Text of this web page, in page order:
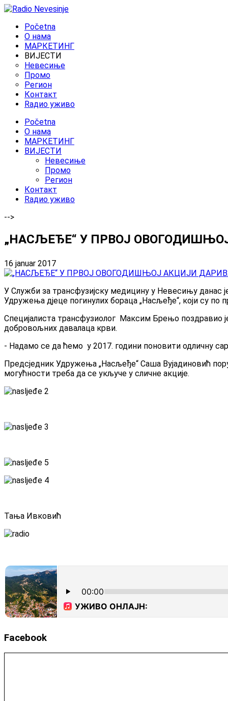
Početna
O нама
МАРКЕТИНГ
ВИЈЕСТИ
Невесиње
Промо
Регион
Контакт
Rадио уживо
Početna
O нама
МАРКЕТИНГ
ВИЈЕСТИ
Невесиње
Промо
Регион
Контакт
Rадио уживо
-->
„НАСЉЕЂЕ“ У ПРВОЈ
16 januar 2017
У Служби за трансфузијску медицину у Невесињу данас
Удружења дјеце погинулих бораца „Насљеђе“, који су
Специјалиста трансфузиолог Максим Брењо поздравио
добровољних давалаца крви.
- Надамо се да ћемо у 2017. години поновити одличну
Предсједник Удружења „Насљеђе“ Саша Вујадиновић
могућности треба да се укључе у сличне акције.
Тања Ивковић
Facebook